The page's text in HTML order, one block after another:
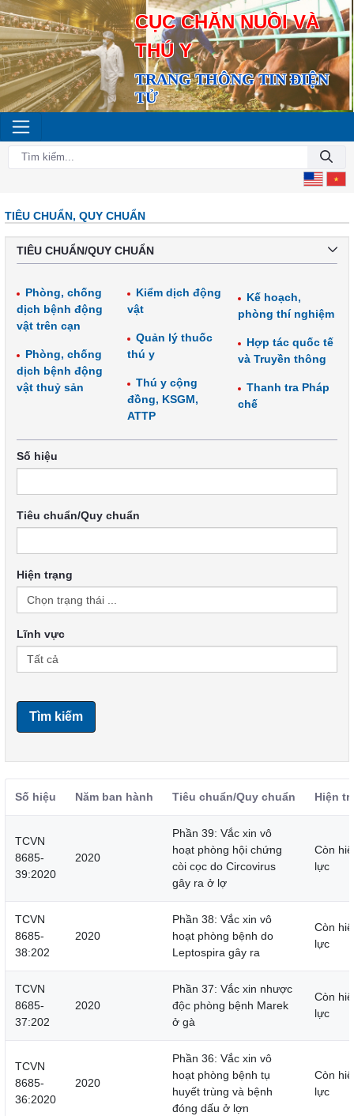
CỤC CHĂN NUÔI VÀ
THÚ Y
TRANG THÔNG TIN ĐIỆN
TỬ
TIÊU CHUẨN, QUY CHUẨN
TIÊU CHUẨN/QUY CHUẨN
Phòng, chống
dịch bệnh động
vật trên cạn
Phòng, chống
dịch bệnh động
vật thuỷ sản
Kiểm dịch động
vật
Quản lý thuốc
thú y
Thú y cộng
đồng, KSGM,
ATTP
Kế hoạch,
phòng thí nghiệm
Hợp tác quốc tế
và Truyền thông
Thanh tra Pháp
chế
Số hiệu
Tiêu chuẩn/Quy chuẩn
Hiện trạng
Lĩnh vực
Tìm kiếm
Số hiệu Năm ban hành Tiêu chuẩn/Quy chuẩn Hiện
TCVN
8685-
39:2020
2020
Phần 39: Vắc xin vô
hoạt phòng hội chứng
còi cọc do Circovirus
gây ra ở lợ
Còn
lực
TCVN
8685-
38:202
2020
Phần 38: Vắc xin vô
hoạt phòng bệnh do
Leptospira gây ra
Còn
lực
TCVN
8685-
37:202
2020
Phần 37: Vắc xin nhược
độc phòng bệnh Marek
ở gà
Còn
lực
TCVN
8685-
36:2020
2020
Phần 36: Vắc xin vô
hoạt phòng bệnh tụ
huyết trùng và bệnh
đóng dấu ở lợn
Còn
lực